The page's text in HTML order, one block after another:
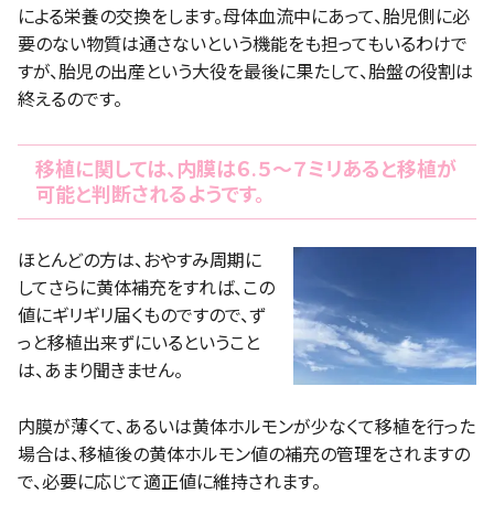
による栄養の交換をします。母体血流中にあって、胎児側に必
要のない物質は通さないという機能をも担ってもいるわけで
すが、胎児の出産という大役を最後に果たして、胎盤の役割は
終えるのです。
移植に関しては、内膜は６.５〜７ミリあると移植が
可能と判断されるようです。
ほとんどの方は、おやすみ周期に
してさらに黄体補充をすれば、この
値にギリギリ届くものですので、ず
っと移植出来ずにいるということ
は、あまり聞きません。
内膜が薄くて、あるいは黄体ホルモンが少なくて移植を行った
場合は、移植後の黄体ホルモン値の補充の管理をされますの
で、必要に応じて適正値に維持されます。